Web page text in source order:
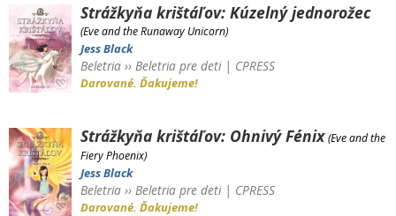
Strážkyňa krištáľov: Kúzelný jednorožec
(Eve and the Runaway Unicorn)
Jess Black
Beletria ›› Beletria pre deti| CPRESS
Darované. Ďakujeme!
Strážkyňa krištáľov: Ohnivý Fénix (Eve and the
Fiery Phoenix)
Jess Black
Beletria›› Beletria pre deti| CPRESS
Darované. Ďakujeme!